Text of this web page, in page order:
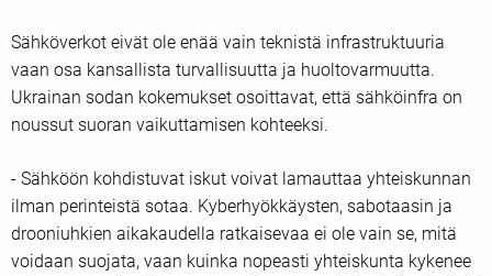
Sähköverkot eivät ole enää vain teknistä infrastruktuuria
vaan osa kansallista turvallisuutta ja huoltovarmuutta.
Ukrainan sodan kokemukset osoittavat, että sähköinfra on
noussut suoran vaikuttamisen kohteeksi.
- Sähköön kohdistuvat iskut voivat lamauttaa yhteiskunnan
ilman perinteistä sotaa. Kyberhyökkäysten, sabotaasin ja
drooniuhkien aikakaudella ratkaisevaa ei ole vain se, mitä
voidaan suojata, vaan kuinka nopeasti yhteiskunta kykenee